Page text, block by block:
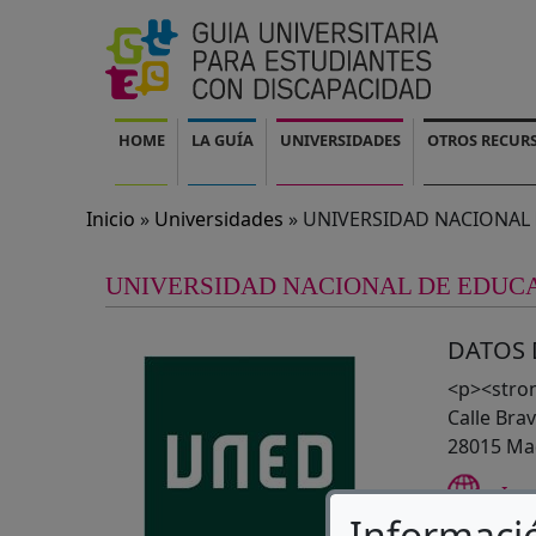
Pasar al contenido principal
Navegación principal
HOME LA GUÍA UNIVERSIDADES OTROS
Inicio Universidades UNIVERSIDAD
UNIVERSIDAD NACIONAL DE
DATOS
Calle
28015
Ir a